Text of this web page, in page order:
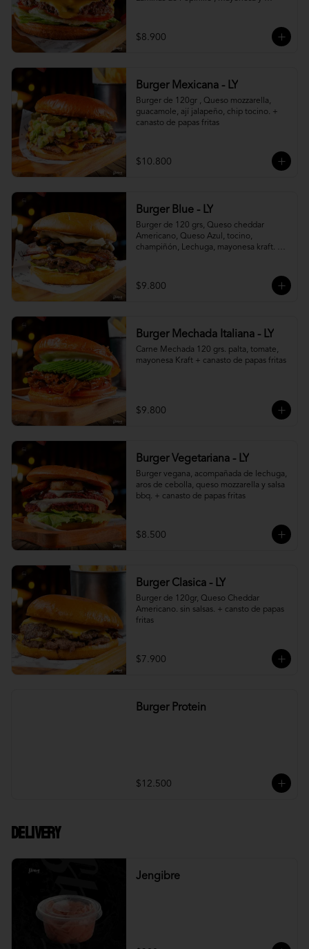
$8.900
Burger Mexicana - LY
Burger de 120gr , Queso mozzarella,
guacamole, ají jalapeño, chip tocino. +
canasto de papas fritas
$10.800
Burger Blue - LY
Burger de 120 grs, Queso cheddar
Americano, Queso Azul, tocino,
champiñón, Lechuga, mayonesa kraft. +
$9.800
Burger Mechada Italiana - LY
Carne Mechada 120 grs. palta, tomate,
mayonesa Kraft + canasto de papas fritas
$9.800
Burger Vegetariana - LY
Burger vegana, acompañada de lechuga,
aros de cebolla, queso mozzarella y salsa
bbq. + canasto de papas fritas
$8.500
Burger Clasica - LY
Burger de 120gr, Queso Cheddar
Americano. sin salsas. + cansto de papas
fritas
$7.900
Burger Protein
$12.500
DELIVERY
Jengibre